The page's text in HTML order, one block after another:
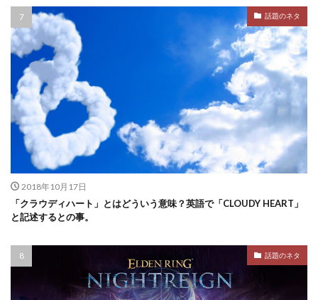
話題のネタ
2018年10月17日
「クラウディハート」とはどういう意味？英語で「CLOUDY HEART」
と記述するとの事。
話題のネタ